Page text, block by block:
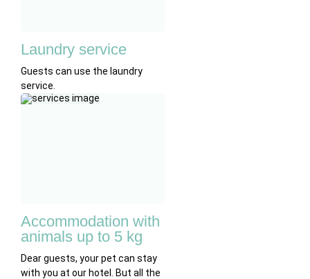
Laundry service
Guests can use the laundry
service.
Accommodation with
animals up to 5 kg
Dear guests, your pet can stay
with you at our hotel. But all the